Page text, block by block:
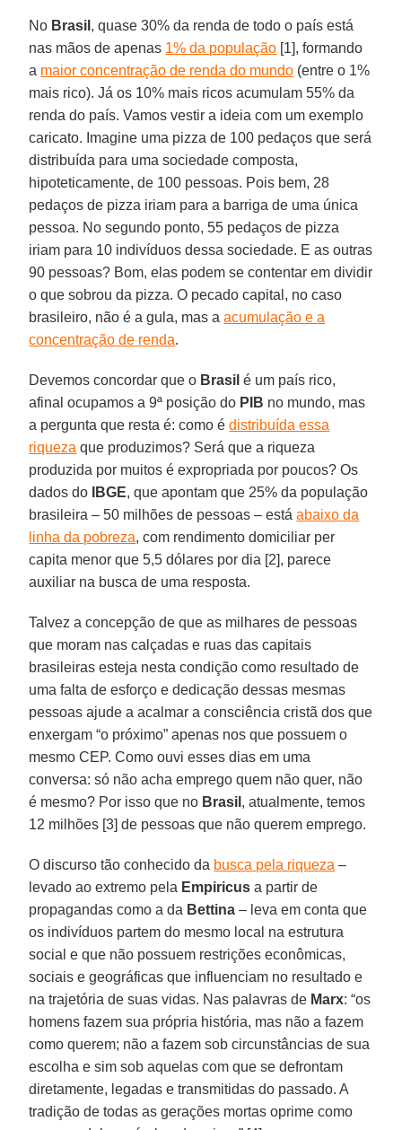
No Brasil , quase 30% da renda de todo o país está
nas mãos de apenas 1% da população [1], formando
a maior concentração de renda do mundo (entre o 1%
mais rico). Já os 10% mais ricos acumulam 55% da
renda do país. Vamos vestir a ideia com um exemplo
caricato. Imagine uma pizza de 100 pedaços que será
distribuída para uma sociedade composta,
hipoteticamente, de 100 pessoas. Pois bem, 28
pedaços de pizza iriam para a barriga de uma única
pessoa. No segundo ponto, 55 pedaços de pizza
iriam para 10 indivíduos dessa sociedade. E as outras
90 pessoas? Bom, elas podem se contentar em dividir
o que sobrou da pizza. O pecado capital, no caso
brasileiro, não é a gula, mas aacumulação e a
concentração de renda.
Devemos concordar que o Brasil é um país rico,
afinal ocupamos a 9ª posição do PIB no mundo, mas
a pergunta que resta é: como édistribuída essa
riqueza que produzimos? Será que a riqueza
produzida por muitos é expropriada por poucos? Os
dados do
IBGE, que apontam que 25% da população
brasileira – 50 milhões de pessoas – estáabaixo da
linha da pobreza, com rendimento domiciliar per
capita menor que 5,5 dólares por dia [2], parece
auxiliar na busca de uma resposta.
Talvez a concepção de que as milhares de pessoas
que moram nas calçadas e ruas das capitais
brasileiras esteja nesta condição como resultado de
uma falta de esforço e dedicação dessas mesmas
pessoas ajude a acalmar a consciência cristã dos que
enxergam “o próximo” apenas nos que possuem o
mesmo CEP. Como ouvi esses dias em uma
conversa: só não acha emprego quem não quer, não
é mesmo? Por isso que no Brasil , atualmente, temos
12 milhões [3] de pessoas que não querem emprego.
O discurso tão conhecido da busca pela riqueza –
levado ao extremo pela Empiricus a partir de
propagandas como a da Bettina – leva em conta que
os indivíduos partem do mesmo local na estrutura
social e que não possuem restrições econômicas,
sociais e geográficas que influenciam no resultado e
na trajetória de suas vidas. Nas palavras de Marx: “os
homens fazem sua própria história, mas não a fazem
como querem; não a fazem sob circunstâncias de sua
escolha e sim sob aquelas com que se defrontam
diretamente, legadas e transmitidas do passado. A
tradição de todas as gerações mortas oprime como